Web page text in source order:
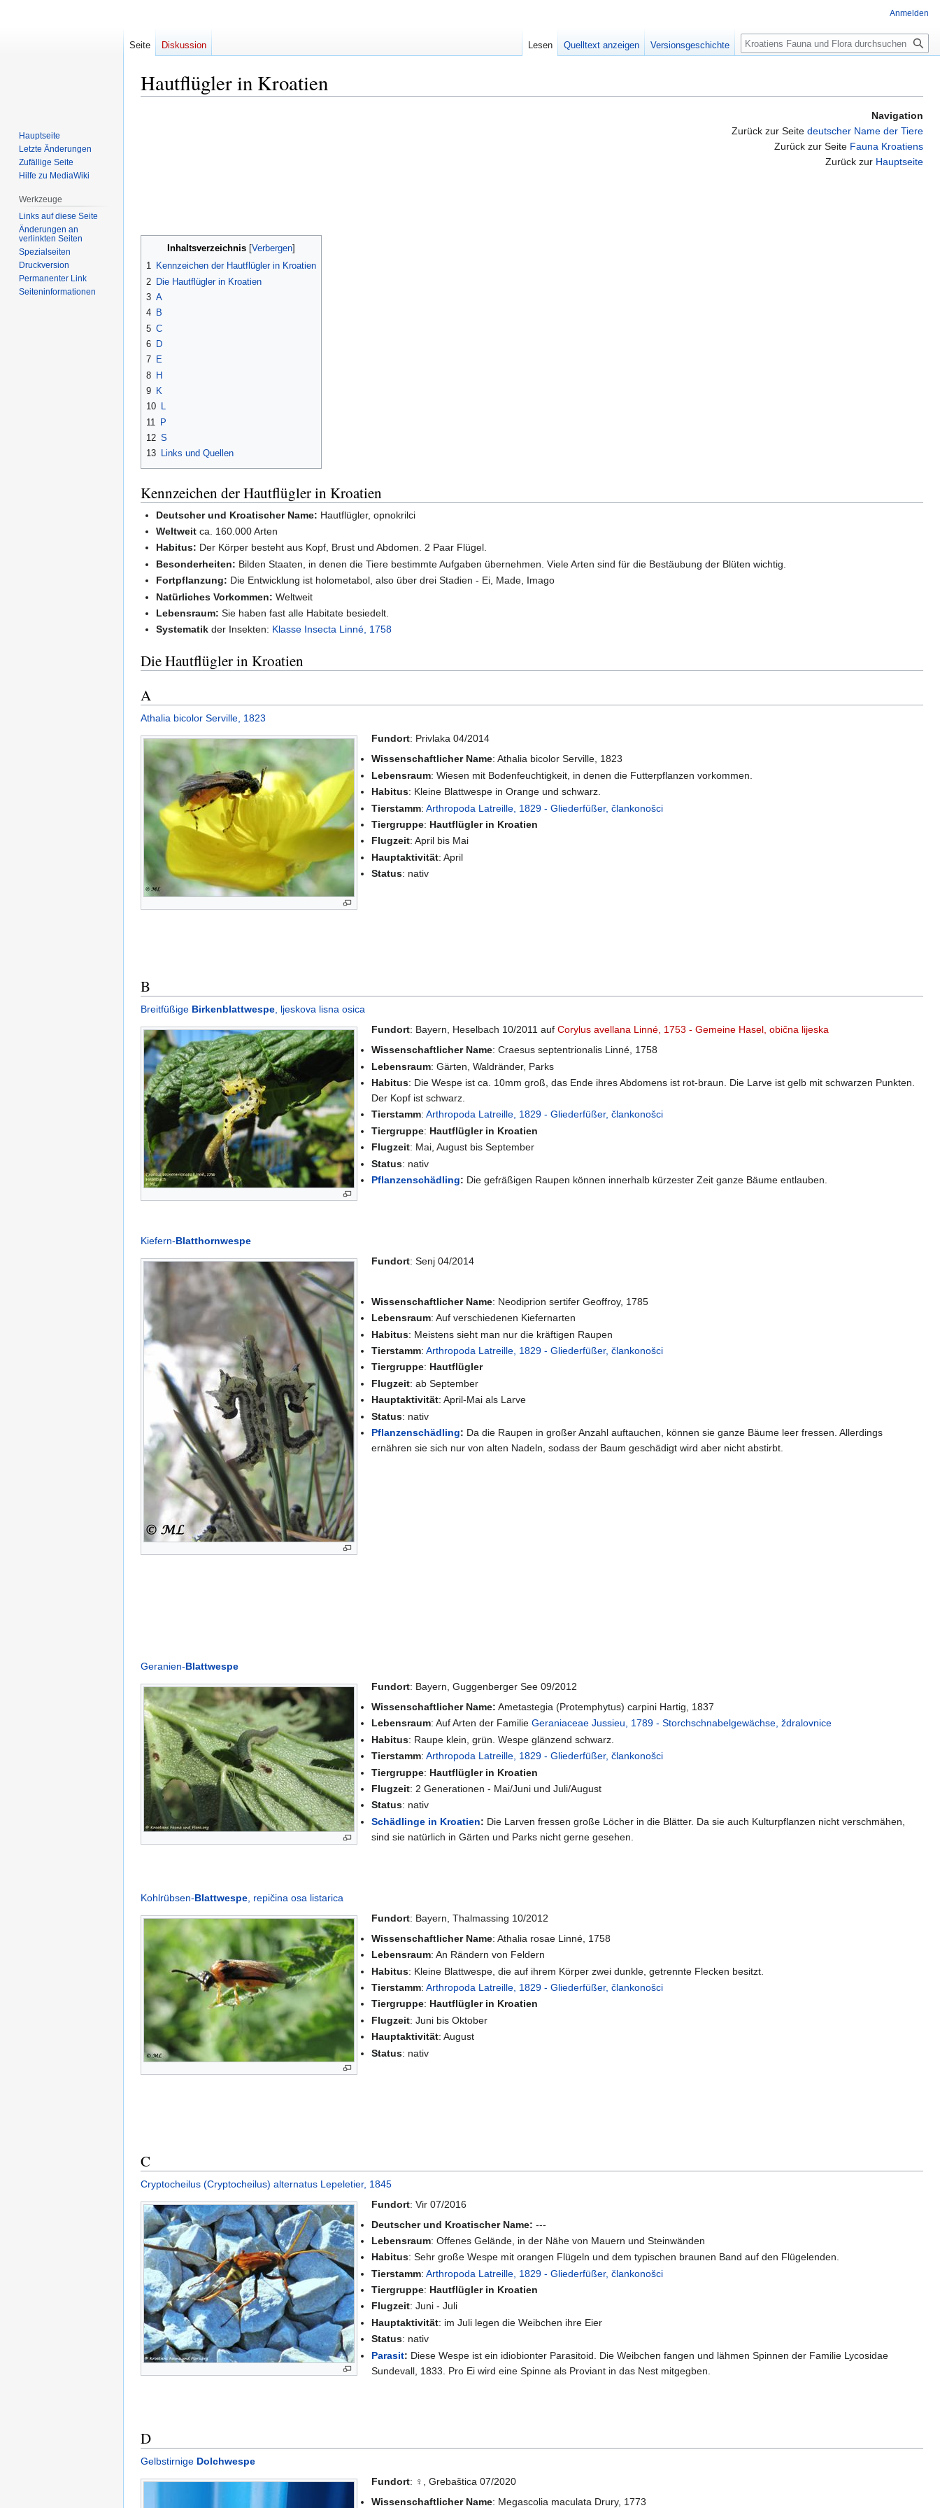
Hautflügler in Kroatien
Navigation
Zurück zur Seite deutscher Name der Tiere
Zurück zur Seite Fauna Kroatiens
Zurück zur Hauptseite
Inhaltsverzeichnis
1 Kennzeichen der Hautflügler in Kroatien
2 Die Hautflügler in Kroatien
3 A
4 B
5 C
6 D
7 E
8 H
9 K
10 L
11
P
12 S
13 Links und Quellen
Kennzeichen der Hautflügler in Kroatien
Deutscher und Kroatischer Name: Hautflügler, opnokrilci
Weltweit ca. 160.000 Arten
Habitus: Der Körper besteht aus Kopf, Brust und Abdomen. 2 Paar Flügel.
Besonderheiten: Bilden Staaten, in denen die Tiere bestimmte Aufgaben übernehmen. Viele Arten sind für die Bestäubung der Blüten wichtig.
Fortpflanzung: Die Entwicklung ist holometabol, also über drei Stadien - Ei, Made, Imago
Natürliches Vorkommen:Weltweit
Lebensraum: Sie haben fast alle Habitate besiedelt.
Systematik der Insekten: Klasse Insecta Linné, 1758
Die Hautflügler in Kroatien
A
Athalia bicolor Serville, 1823
Fundort: Privlaka 04/2014
Wissenschaftlicher Name: Athalia bicolor Serville, 1823
Lebensraum: Wiesen mit Bodenfeuchtigkeit, in denen die Futterpflanzen vorkommen.
Habitus: Kleine Blattwespe in Orange und schwarz.
Tierstamm: Arthropoda Latreille, 1829 - Gliederfüßer, člankonošci
Tiergruppe: Hautflügler in Kroatien
Flugzeit: April bis Mai
Hauptaktivität: April
Status: nativ
B
Breitfüßige Birkenblattwespe , ljeskova lisna osica
Fundort: Bayern, Heselbach 10/2011 auf Corylus avellana Linné, 1753 - Gemeine Hasel, obična lijeska
Wissenschaftlicher Name: Craesus septentrionalis Linné, 1758
Lebensraum: Gärten, Waldränder, Parks
Habitus: Die Wespe ist ca. 10mm groß, das Ende ihres Abdomens ist rot-braun. Die Larve ist gelb mit schwarzen Punkten.
Der Kopf ist schwarz.
Tierstamm: Arthropoda Latreille, 1829 - Gliederfüßer, člankonošci
Tiergruppe: Hautflügler in Kroatien
Flugzeit: Mai, August bis September
Status: nativ
Pflanzenschädling: Die gefräßigen Raupen können innerhalb kürzester Zeit ganze Bäume entlauben.
Kiefern-Blatthornwespe
Fundort: Senj 04/2014
Wissenschaftlicher Name: Neodiprion sertifer Geoffroy, 1785
Lebensraum: Auf verschiedenen Kiefernarten
Habitus: Meistens sieht man nur die kräftigen Raupen
Tierstamm: Arthropoda Latreille, 1829 - Gliederfüßer, člankonošci
Tiergruppe: Hautflügler
Flugzeit: ab September
Hauptaktivität: April-Mai als Larve
Status: nativ
Pflanzenschädling: Da die Raupen in großer Anzahl auftauchen, können sie ganze Bäume leer fressen. Allerdings
ernähren sie sich nur von alten Nadeln, sodass der Baum geschädigt wird aber nicht abstirbt.
Geranien-Blattwespe
Fundort: Bayern, Guggenberger See 09/2012
Wissenschaftlicher Name: Ametastegia (Protemphytus) carpini Hartig, 1837
Lebensraum: Auf Arten der Familie Geraniaceae Jussieu, 1789 - Storchschnabelgewächse, ždralovnice
Habitus: Raupe klein, grün. Wespe glänzend schwarz.
Tierstamm: Arthropoda Latreille, 1829 - Gliederfüßer, člankonošci
Tiergruppe: Hautflügler in Kroatien
Flugzeit: 2 Generationen - Mai/Juni und Juli/August
Status: nativ
Schädlinge in Kroatien: Die Larven fressen große Löcher in die Blätter. Da sie auch Kulturpflanzen nicht verschmähen,
sind sie natürlich in Gärten und Parks nicht gerne gesehen.
Kohlrübsen-Blattwespe , repičina osa listarica
Fundort: Bayern, Thalmassing 10/2012
Wissenschaftlicher Name: Athalia rosae Linné, 1758
Lebensraum: An Rändern von Feldern
Habitus: Kleine Blattwespe, die auf ihrem Körper zwei dunkle, getrennte Flecken besitzt.
Tierstamm: Arthropoda Latreille, 1829 - Gliederfüßer, člankonošci
Tiergruppe: Hautflügler in Kroatien
Flugzeit: Juni bis Oktober
Hauptaktivität: August
Status: nativ
C
Cryptocheilus (Cryptocheilus) alternatus Lepeletier, 1845
Fundort: Vir 07/2016
Deutscher und Kroatischer Name: ---
Lebensraum: Offenes Gelände, in der Nähe von Mauern und Steinwänden
Habitus: Sehr große Wespe mit orangen Flügeln und dem typischen braunen Band auf den Flügelenden.
Tierstamm: Arthropoda Latreille, 1829 - Gliederfüßer, člankonošci
Tiergruppe: Hautflügler in Kroatien
Flugzeit: Juni - Juli
Hauptaktivität: im Juli legen die Weibchen ihre Eier
Status: nativ
Parasit: Diese Wespe ist ein idiobionter Parasitoid. Die Weibchen fangen und lähmen Spinnen der Familie Lycosidae
Sundevall, 1833. Pro Ei wird eine Spinne als Proviant in das Nest mitgegben.
D
Gelbstirnige Dolchwespe
Fundort: ♀, Grebaštica 07/2020
Wissenschaftlicher Name: Megascolia maculata Drury, 1773
Anmelden
Seite Diskussion Lesen Quelltext anzeigen Versionsgeschichte Suche
Hauptseite
Letzte Änderungen
Zufällige Seite
Hilfe zu MediaWiki
Werkzeuge
Links auf diese Seite
Änderungen an
verlinkten Seiten
Spezialseiten
Druckversion
Permanenter Link
Seiten­informationen